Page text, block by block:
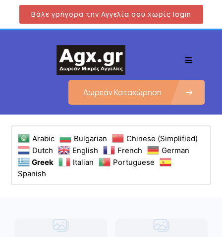
Βάλε γρήγορα την Αγγελία σου χωρίς login
Δωρεάν Καταχώρηση
Arabic Bulgarian
Chinese (Simplified)
Dutch
English French
German
Greek
Italian
Portuguese
Spanish